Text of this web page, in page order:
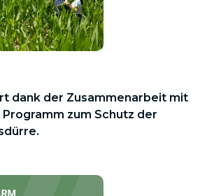
dank der Zusammenarbeit mit
Programm zum Schutz der